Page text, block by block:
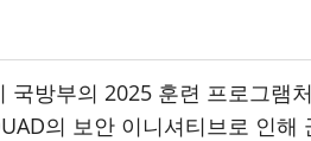
방부의 2025 훈련 프로그
의 보안 이니셔티브로 인